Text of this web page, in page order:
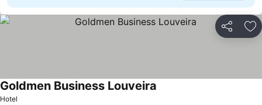
Partilhar
Hotel
Goldmen Business Louveira